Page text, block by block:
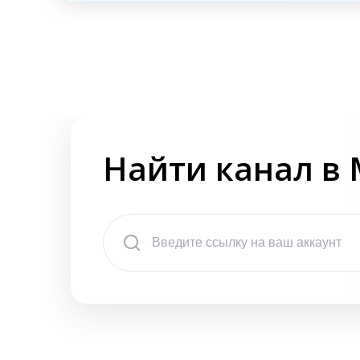
Найти канал в